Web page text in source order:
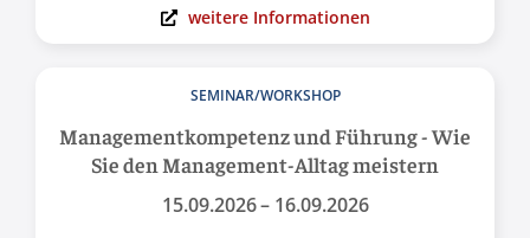
weitere Informationen
SEMINAR/WORKSHOP
Management­kompetenz und Führung - Wie
Sie den Management-Alltag meistern
15.09.2026– 16.09.2026